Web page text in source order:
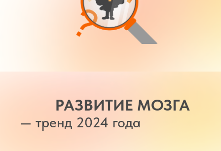
РАЗВИТИЕ МОЗГА
— тренд 2024 года